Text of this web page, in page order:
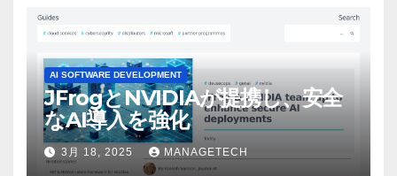
AI SOFTWARE DEVELOPMENT
JFrogとNVIDIAが提携し、安全
なAI導入を強化
3月 18, 2025 MANAGETECH